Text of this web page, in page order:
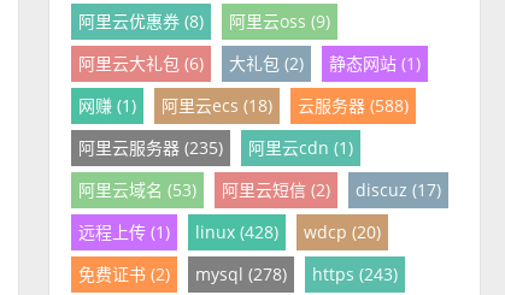
阿里云优惠券 (8)
阿里云oss (9)
阿里云大礼包 (6)
大礼包 (2)
静态网站 (1)
网赚 (1)
阿里云ecs (18)
云服务器 (588)
阿里云服务器 (235)
阿里云cdn (1)
阿里云域名 (53)
阿里云短信 (2)
discuz (17)
远程上传 (1)
linux (428)
wdcp (20)
免费证书 (2)
mysql (278)
https (243)